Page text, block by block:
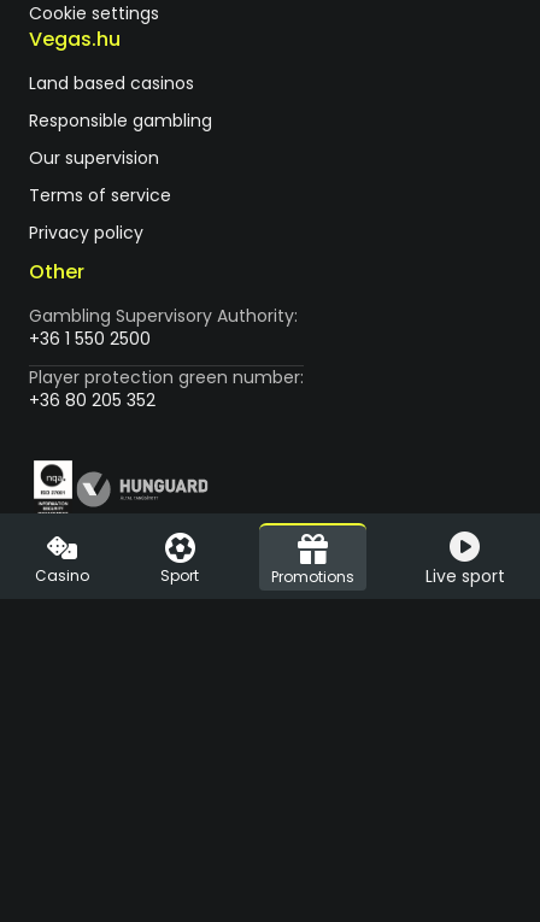
Cookie settings
Vegas.hu
Land based casinos
Responsible gambling
Our supervision
Terms of service
Privacy policy
Other
Gambling Supervisory Authority:
+36 1 550 2500
Player protection green number:
+36 80 205 352
Vegas.hu is the first licensed online casino in Hungary, operated
by LVC Diamond Kft. (1088 Budapest, Rákóczi út 1-3.) Vegas.hu is
Casino Sport Promotions Live sport